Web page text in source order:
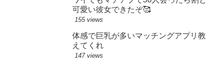
可愛い彼女できたぞ🥰
155 views
体感で巨乳が多いマッチングアプリ教
えてくれ
147 views